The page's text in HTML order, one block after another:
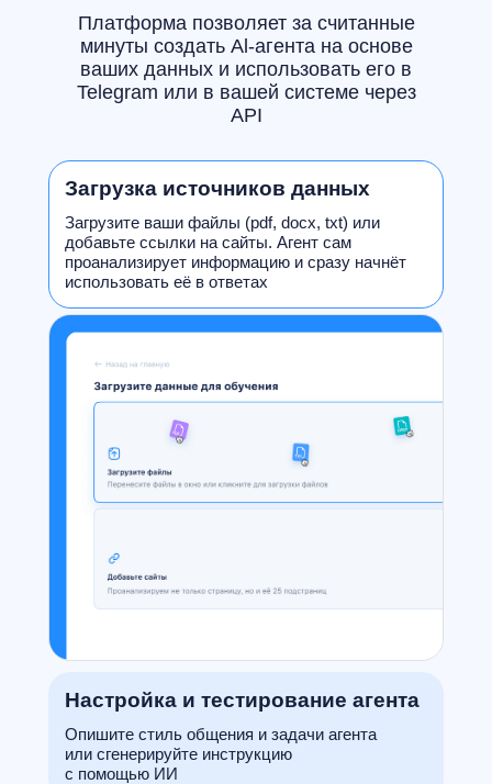
Опишите стиль общения и задачи агента
или сгенерируйте инструкцию
с помощью ИИ
Настройка и тестирование агента
Загрузите ваши файлы (pdf, docx, txt) или
добавьте ссылки на сайты. Агент сам
проанализирует информацию и сразу начнёт
использовать её в ответах
Загрузка источников данных
Платформа позволяет за считанные
минуты создать Al-агента на основе
ваших данных и использовать его в
Telegram или в вашей системе через
АРІ